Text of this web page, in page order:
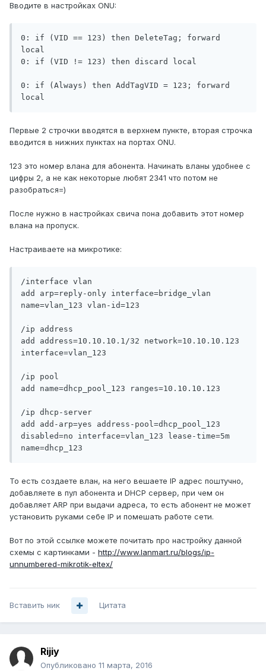
Вводите в настройках ONU:
0: if (VID == 123) then DeleteTag; forward
local
0: if (VID != 123) then discard local
0: if (Always) then AddTagVID = 123; forward
local
Первые 2 строчки вводятся в верхнем пункте, вторая строчка
вводится в нижних пунктах на портах ONU.
123 это номер влана для абонента. Начинать вланы удобнее с
цифры 2, а не как некоторые любят 2341 что потом не
разобраться=)
После нужно в настройках свича пона добавить этот номер
влана на пропуск.
Настраиваете на микротике:
/interface vlan
add arp=reply-only interface=bridge_vlan
name=vlan_123 vlan-id=123
/ip address
add address=10.10.10.1/32 network=10.10.10.123
interface=vlan_123
/ip pool
add name=dhcp_pool_123 ranges=10.10.10.123
/ip dhcp-server
add add-arp=yes address-pool=dhcp_pool_123
disabled=no interface=vlan_123 lease-time=5m
То есть создаете влан, на него вешаете IP адрес поштучно,
добавляете в пул абонента и DHCP сервер, при чем он
добавляет ARP при выдачи адреса, то есть абонент не может
установить руками себе IP и помешать работе сети.
Вот по этой ссылке можете почитать про настройку данной
схемы с картинками - http://www.lanmart.ru/blogs/ip-
unnumbered-mikrotik-eltex/
Вставить ник Цитата
Rijiy
Опубликовано 11 марта, 2016